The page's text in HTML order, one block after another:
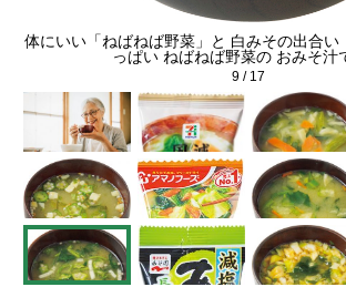
体にいい「ねばねば野菜」と 白みその出合い
っぱい ねばねば野菜の おみそ汁
9 / 17